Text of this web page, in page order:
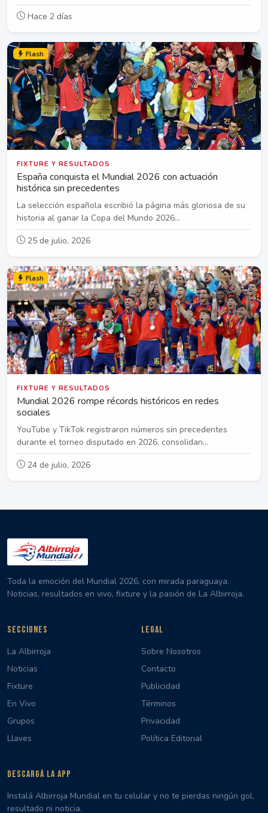
Hace 2 días
Flash
FIXTURE Y RESULTADOS
España conquista el Mundial 2026 con actuación
histórica sin precedentes
La selección española escribió la página más gloriosa de su
historia al ganar la Copa del Mundo 2026...
25 de julio, 2026
Flash
FIXTURE Y RESULTADOS
Mundial 2026 rompe récords históricos en redes
sociales
YouTube y TikTok registraron números sin precedentes
durante el torneo disputado en 2026, consolidan...
24 de julio, 2026
Toda la emoción del Mundial 2026, con mirada paraguaya.
Noticias, resultados en vivo, fixture y la pasión de La Albirroja.
SECCIONES
La Albirroja
Noticias
Fixture
En Vivo
Grupos
Llaves
LEGAL
Sobre Nosotros
Contacto
Publicidad
Términos
Privacidad
Política Editorial
DESCARGÁ LA APP
Instalá Albirroja Mundial en tu celular y no te pierdas ningún gol,
resultado ni noticia.